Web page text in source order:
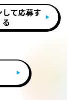
して応募す
る